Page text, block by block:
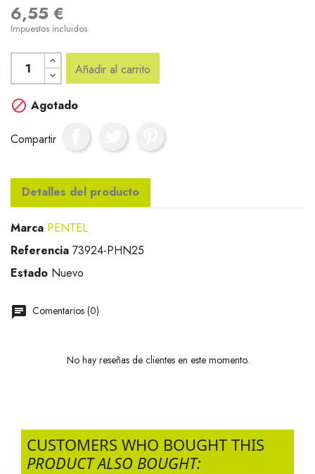
6,55 €
Impuestos incluidos
Añadir al carrito
 Agotado
Compartir
Detalles del producto
Marca PENTEL
Referencia 73924-PHN25
Estado Nuevo
Comentarios (0)
No hay reseñas de clientes en este momento.
CUSTOMERS WHO BOUGHT THIS
PRODUCT ALSO BOUGHT: